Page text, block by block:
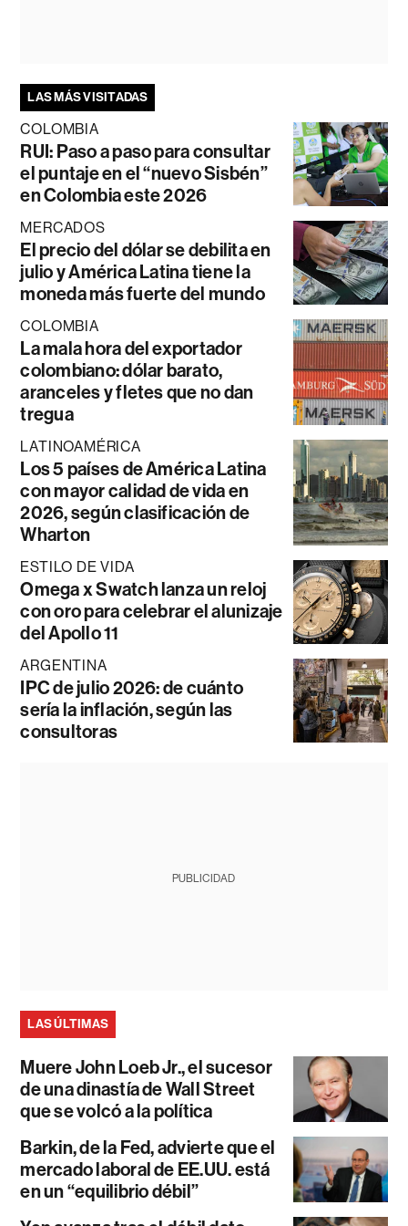
LAS MÁS VISITADAS
COLOMBIA
RUI: Paso a paso para consultar
el puntaje en el “nuevo Sisbén”
en Colombia este 2026
MERCADOS
El precio del dólar se debilita en
julio y América Latina tiene la
moneda más fuerte del mundo
COLOMBIA
La mala hora del exportador
colombiano: dólar barato,
aranceles y fletes que no dan
tregua
LATINOAMÉRICA
Los 5 países de América Latina
con mayor calidad de vida en
2026, según clasificación de
Wharton
ESTILO DE VIDA
Omega x Swatch lanza un reloj
con oro para celebrar el alunizaje
del Apollo 11
ARGENTINA
IPC de julio 2026: de cuánto
sería la inflación, según las
consultoras
PUBLICIDAD
LAS ÚLTIMAS
Muere John Loeb Jr., el sucesor
de una dinastía de Wall Street
que se volcó a la política
Barkin, de la Fed, advierte que el
mercado laboral de EE.UU. está
en un “equilibrio débil”